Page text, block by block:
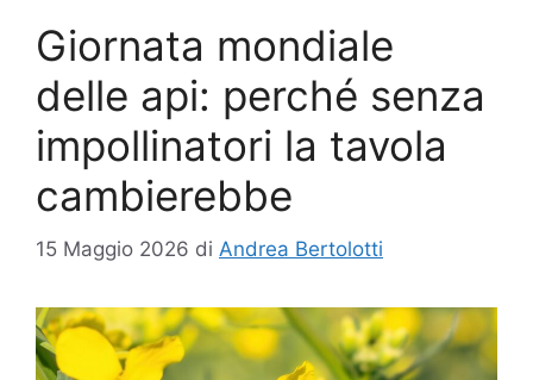
Giornata mondiale
delle api: perché senza
impollinatori la tavola
cambierebbe
15 Maggio 2026 di Andrea Bertolotti